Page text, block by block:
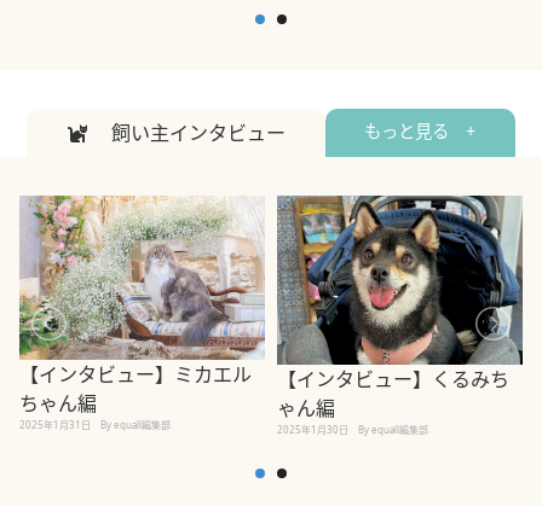
飼い主インタビュー もっと見る +
【インタビュー】ミカエル
ちゃん編
2025年1月31日 By equall編集部
【インタビュー】くるみち
ゃん編
2025年1月30日 By equall編集部